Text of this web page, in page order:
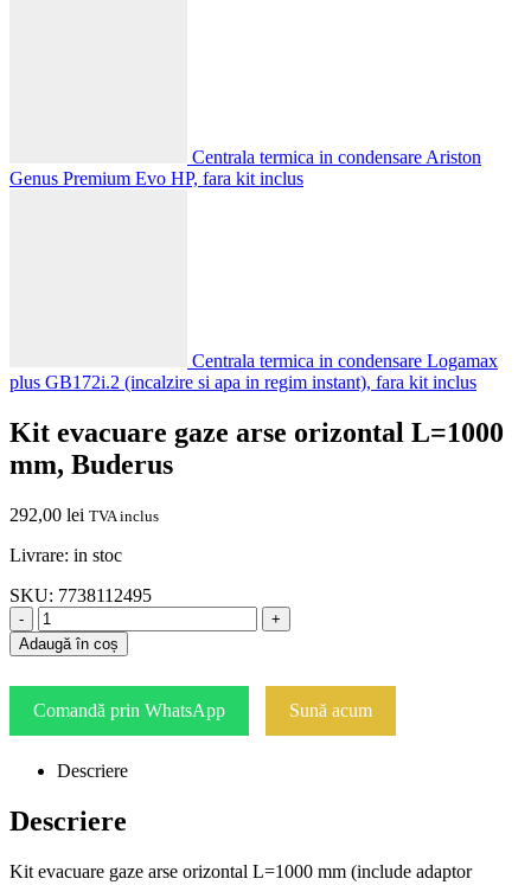
Centrala termica in condensare Ariston
Genus Premium Evo HP, fara kit inclus
Centrala termica in condensare Logamax
plus GB172i.2 (incalzire si apa in regim instant), fara kit inclus
Kit evacuare gaze arse orizontal L=1000
mm, Buderus
292,00 lei TVA inclus
Livrare: in stoc
SKU: 7738112495
-
+
Adaugă în coș
Comandă prin WhatsApp Sună acum
Descriere
Descriere
Kit evacuare gaze arse orizontal L=1000 mm (include adaptor